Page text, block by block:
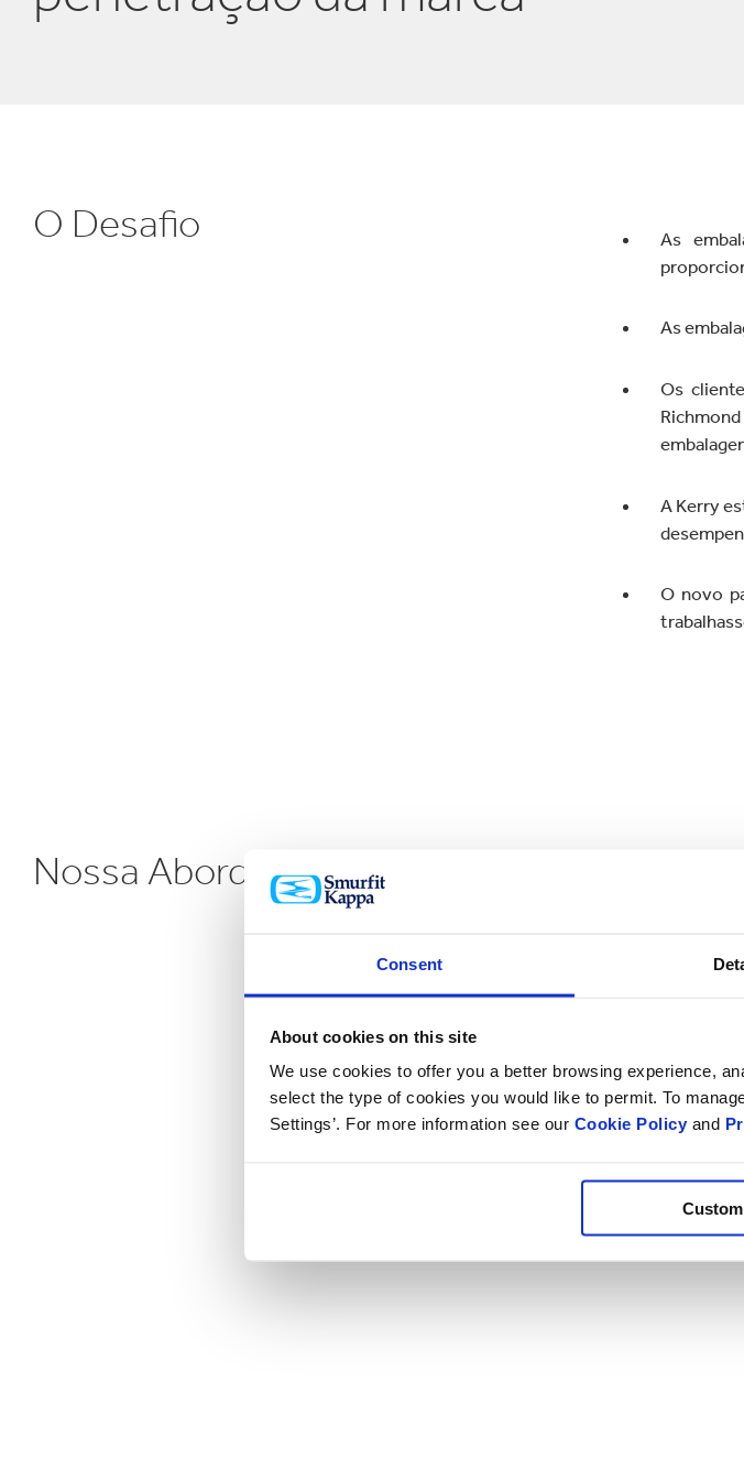
Consent
About cookies on this site
We use cookies to offer you a better browsing experience,
select the type of cookies you would like to permit. To
Settings’. For more information see our Cookie Policy and
Eletrônicos
Certificados FSC
O Desafio
As
As
Os
A Kerry
O novo
Nossa Abordagem
Os
apoiava
aumentar